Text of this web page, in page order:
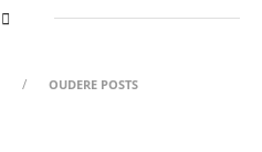
OUDERE POSTS